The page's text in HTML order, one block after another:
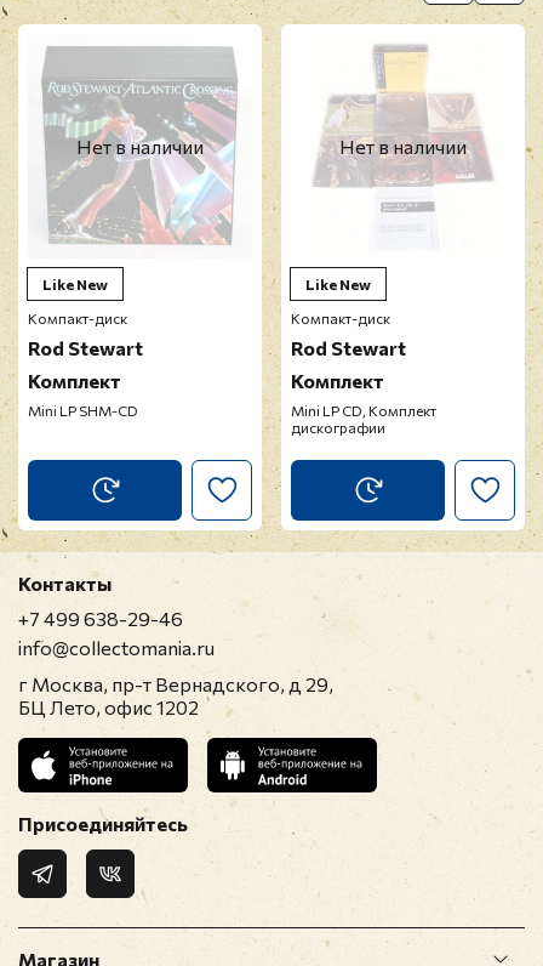
Нет в наличии
Like New
Компакт-диск
Rod Stewart
Комплект
Mini LP SHM-CD
Нет в наличии
Like New
Компакт-диск
Rod Stewart
Комплект
Mini LP CD, Комплект
дискографии
Магазин
Контакты
+7 499 638-29-46
info@collectomania.ru
г Москва, пр-т Вернадского, д 29,
БЦ Лето, офис 1202
Присоединяйтесь